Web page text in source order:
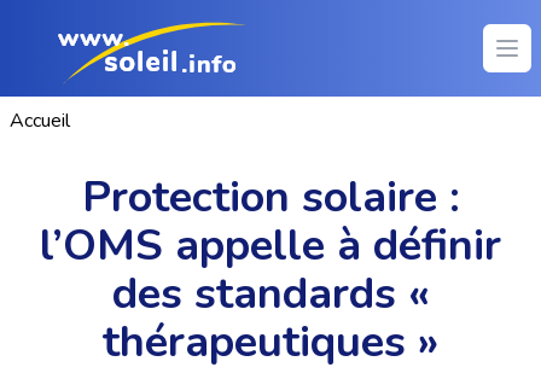
Accueil
Protection solaire :
l’OMS appelle à définir
des standards «
thérapeutiques »